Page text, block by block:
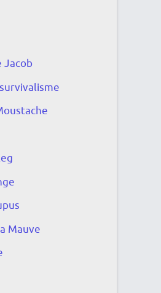
Jacob
Mauve